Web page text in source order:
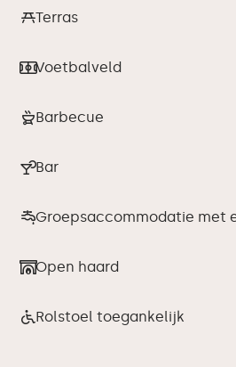
Terras
Voetbalveld
Barbecue
Bar
Groepsaccommodatie met
Open haard
Rolstoel toegankelijk